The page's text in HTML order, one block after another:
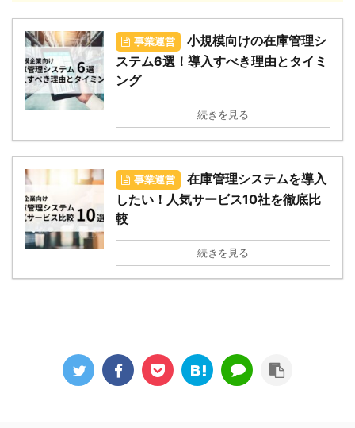
事業運営
小規模向けの在庫管理シ
ステム6選！導入すべき理由とタイミ
ング
続きを見る
事業運営
在庫管理システムを導入
したい！人気サービス10社を徹底比
較
続きを見る